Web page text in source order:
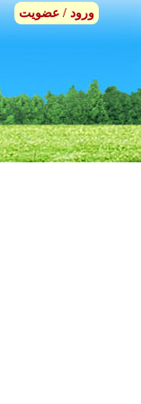
ورود / عضویت